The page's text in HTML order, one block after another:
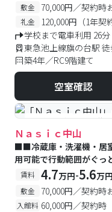
敷金 70,000円／契約時
礼金
120,000円（1年契
学校まで電車利用 26分
東急池上線旗の台駅
築4年／RC9階建て
空室確認
#予約受付中 #空室待ち
Ｎａｓｉｃ中山
■■冷蔵庫・洗濯機・
用可能で行動範囲がぐっ
賃料 4.7万円-5.6万円
敷金 70,000円／契約時
入館料 60,000円／契約時